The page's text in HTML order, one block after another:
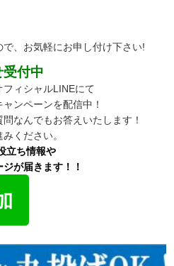
、 お気軽にお申し付け下さい!
付中
ィシャルLINEにて
ンペーンを配信中！
なんでもお答えいたします！
ください。
立ち情報や
が届きます！！